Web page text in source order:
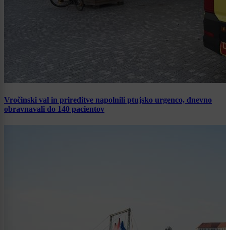
Vročinski val in prireditve napolnili ptujsko urgenco, dnevno
obravnavali do 140 pacientov